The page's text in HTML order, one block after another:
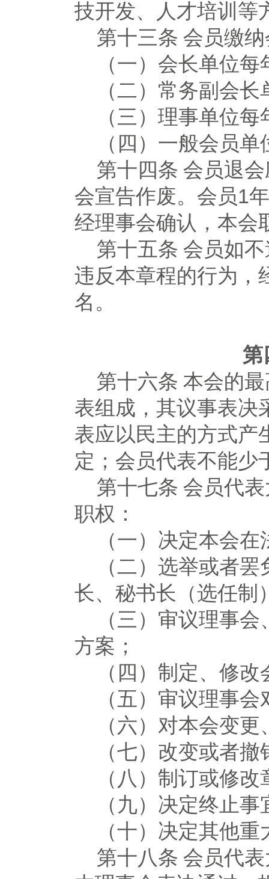
技开发、人才培训等
第十三条 会员缴
（一）会长单位
（二）常务副会
（三）理事单位
（四）一般会员
第十四条 会员退
会宣告作废。会员1
经理事会确认，本会
第十五条 会员如
违反本章程的行为，
名。
第
第十六条 本会的
表组成，其议事表决
表应以民主的方式产
定；会员代表不能少
第十七条 会员代
职权：
（一）决定本会
（二）选举或者
长、秘书长（选任制
（三）审议理事
方案；
（四）制定、修
（五）审议理事
（六）对本会变
（七）改变或者
（八）制订或修
（九）决定终止事
（十）决定其他
第十八条 会员代